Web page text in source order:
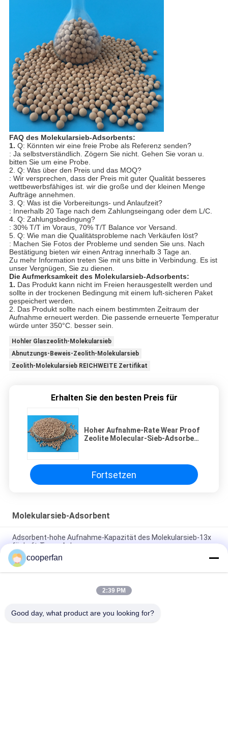
FAQdes Molekularsieb-Adsorbents:
1. Q: Könnten wir eine freie Probe als Referenz senden?
: Ja selbstverständlich. Zögern Sie nicht. Gehen Sie voran u.
bitten Sie um eine Probe.
2. Q: Was über den Preis und das MOQ?
: Wir versprechen, dass der Preis mit guter Qualität besseres
wettbewerbsfähiges ist. wir die große und der kleinen Menge
Aufträge annehmen.
3. Q: Was ist die Vorbereitungs- und Anlaufzeit?
: Innerhalb 20 Tage nach dem Zahlungseingang oder dem L/C.
4. Q: Zahlungsbedingung?
: 30% T/T im Voraus, 70% T/T Balance vor Versand.
5. Q: Wie man die Qualitätsprobleme nach Verkäufen löst?
: Machen Sie Fotos der Probleme und senden Sie uns. Nach
Bestätigung bieten wir einen Antrag innerhalb 3 Tage an.
Zu mehr Information treten Sie mit uns bitte in Verbindung. Es ist
unser Vergnügen, Sie zu dienen.
Die Aufmerksamkeitdes Molekularsieb-Adsorbents:
1. Das Produkt kann nicht im Freien herausgestellt werden und
sollte in der trockenen Bedingung mit einem luft-sicheren Paket
gespeichert werden.
2. Das Produkt sollte nach einem bestimmten Zeitraum der
Aufnahme erneuert werden. Die passende erneuerte Temperatur
würde unter 350°C. besser sein.
Hohler Glaszeolith-Molekularsieb
Abnutzungs-Beweis-Zeolith-Molekularsieb
Zeolith-Molekularsieb REICHWEITE Zertifikat
Erhalten Sie den besten Preis für
Hoher Aufnahme-Rate Wear Proof
Zeolite Molecular-Sieb-Adsorbent
Fortsetzen
Molekularsieb-Adsorbent
Adsorbent-hohe Aufnahme-Kapazität des Molekularsieb-13x
für Luft-Trenn-Anlage
High Voltage Electric Switchgear Adsorbent of Molecular
Sieve with Attrition Rate WT 0.1%
CAS No. 1318-02-1 sf6 sulfur hexafluoride with Attrition Rate
cooperfan
2:39 PM
Good day, what product are you looking for?